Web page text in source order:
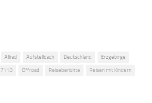
Allrad Aufstelldach Deutschland Erzgebirge
Offroad Reiseberichte Reisen mit Kindern